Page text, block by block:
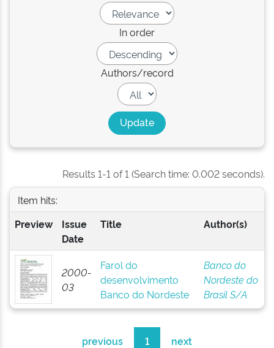
In order
Authors/record
Results 1-1 of 1 (Search time: 0.002 seconds).
Item hits:
Preview
Issue
Date
Title Author(s)
2000-
03
Farol do
desenvolvimento
Banco do Nordeste
Banco do
Nordeste do
Brasil S/A
previous 1 next